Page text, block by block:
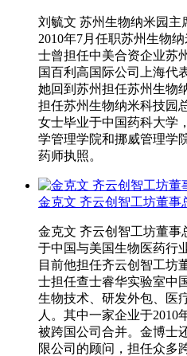
刘毓文 苏州生物纳米园
2010年7月任职苏州生物
士曾担任中美合资企业苏
国百利高国际公司上海代
她回到苏州担任苏州生物
担任苏州生物纳米科技园
女士毕业于中国药科大学
学管理学院和挪威管理学
药师执照。
金克文 齐云创智工坊董事
金克文 齐云创智工坊董
于中国与美国生物医药行
目前他担任齐云创智工坊
士担任查士睿华实验室中
生物技术、研发外包、医
人。其中一家企业于2010
被跨国公司合并。金博士
限公司的顾问，担任众多